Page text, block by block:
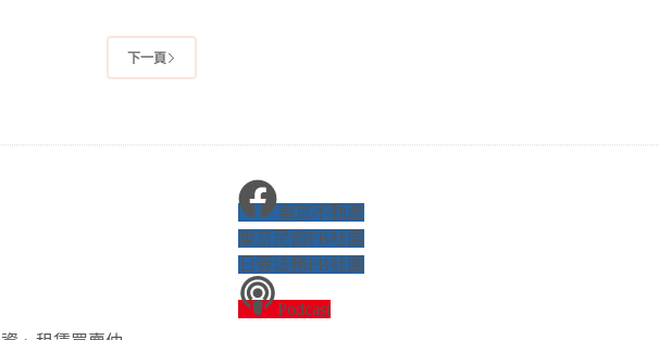
下一頁
東京不動產
東京民宿FB社團
日簽法務FB社團
Podcast